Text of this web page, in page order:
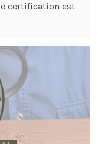
certification est